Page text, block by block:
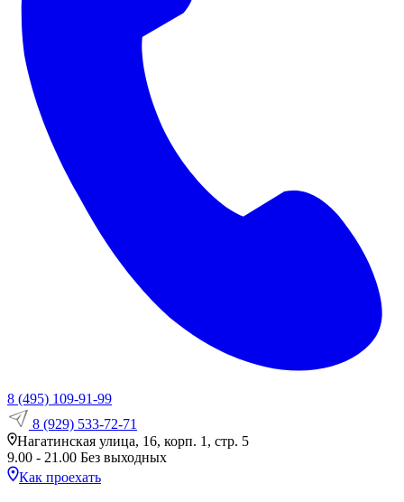
8 (495) 109-91-99
8 (929) 533-72-71
Нагатинская улица, 16, корп. 1, стр. 5
9.00 - 21.00 Без выходных
Как проехать